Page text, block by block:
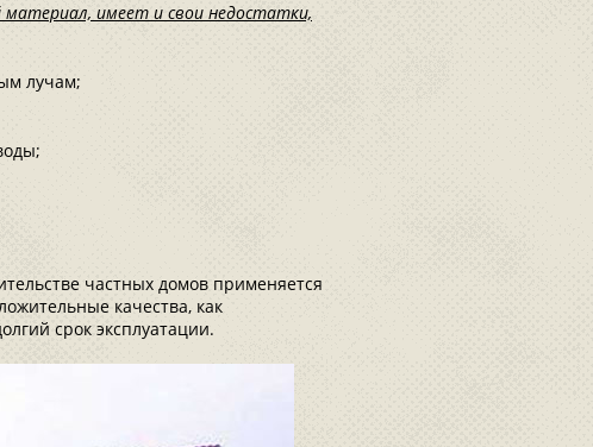
имеет и свои недостатки,
лучам;
частных домов применяется
качества, как
срок эксплуатации.